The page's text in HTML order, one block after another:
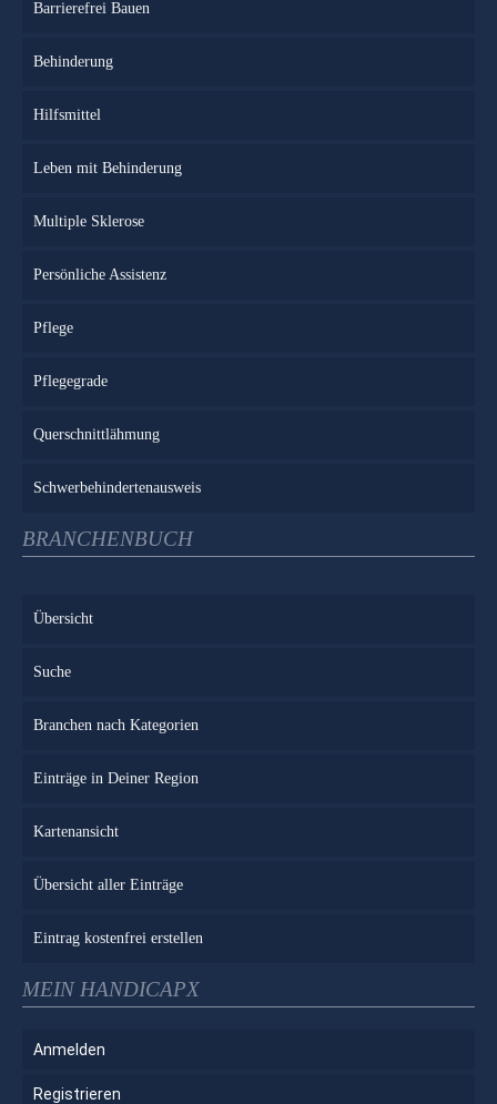
Barrierefrei Bauen
Behinderung
Hilfsmittel
Leben mit Behinderung
Multiple Sklerose
Persönliche Assistenz
Pflege
Pflegegrade
Querschnittlähmung
Schwerbehindertenausweis
BRANCHENBUCH
Übersicht
Suche
Branchen nach Kategorien
Einträge in Deiner Region
Kartenansicht
Übersicht aller Einträge
Eintrag kostenfrei erstellen
MEIN HANDICAPX
Anmelden
Registrieren